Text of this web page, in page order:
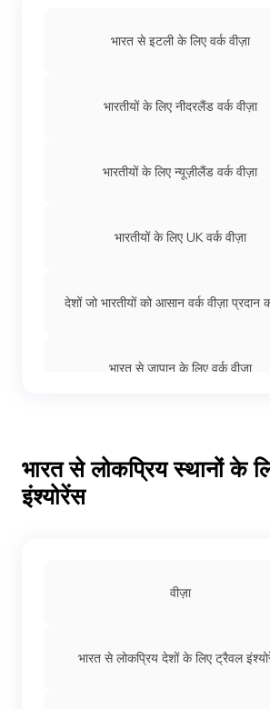
भारत से इटली के लिए वर्क वीज़ा
भारतीयों के लिए नीदरलैंड वर्क वीज़ा
भारतीयों के लिए न्यूज़ीलैंड वर्क वीज़ा
भारतीयों के लिए UK वर्क वीज़ा
देशों जो भारतीयों को आसान वर्क वीज़ा प्रदान
भारत से जापान के लिए वर्क वीज़ा
भारत से लोकप्रिय स्थानों के
इंश्योरेंस
वीज़ा
भारत से लोकप्रिय देशों के लिए ट्रैवल